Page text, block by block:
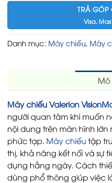
TRẢ GÓP
Visa,
Danh mục: Máy chiếu Máy
Máy chiếu Valerion
người quan tâm khi muốn
nội dung trên màn hình
phức tạp. Máy chiếu tập
thị, khả năng kết nối và sự
dụng hằng ngày. Cách
dùng phổ thông giúp việc